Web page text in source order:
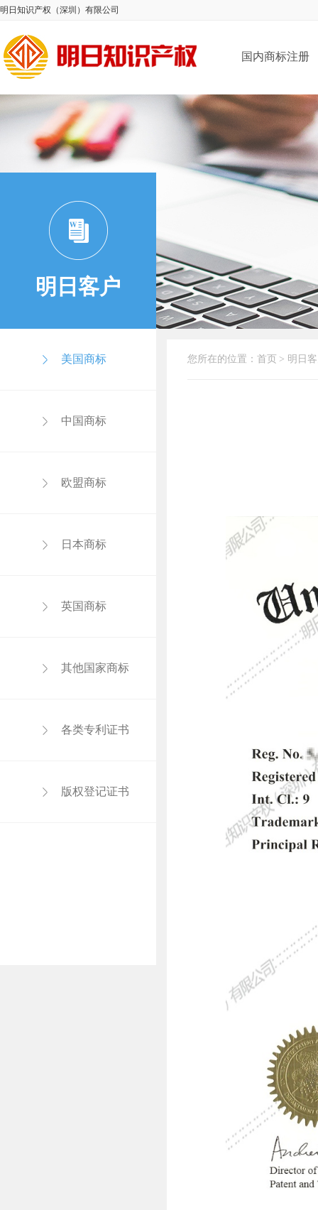
明日知识产权（深圳）有限公司
国内商标注册
明日客户
美国商标
中国商标
欧盟商标
日本商标
英国商标
其他国家商标
各类专利证书
版权登记证书
您所在的位置： 首页 > 明日